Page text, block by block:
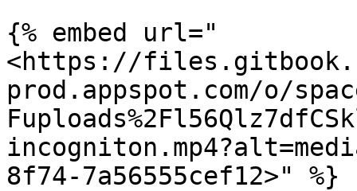
{% embed url="
<https://
prod.appspot.com/o/
8f74-7a56555cef12>" %}